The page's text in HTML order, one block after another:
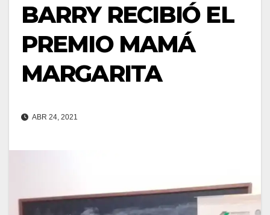
BARRY RECIBIÓ EL
PREMIO MAMÁ
MARGARITA
ABR 24, 2021